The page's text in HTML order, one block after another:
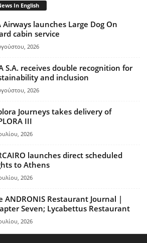
In English
Airways launches Large Dog On
cabin service
2026
S.A. receives double recognition for
and inclusion
2026
Journeys takes delivery of
III
2026
launches direct scheduled
to Athens
2026
ANDRONIS Restaurant Journal |
Seven; Lycabettus Restaurant
2026